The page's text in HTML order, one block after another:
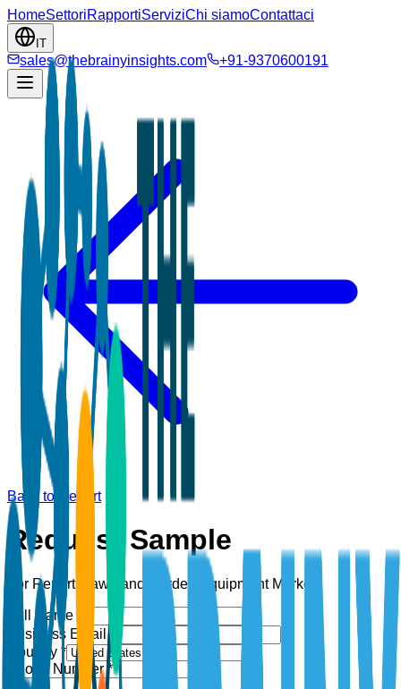
HomeSettoriRapportiServiziChi siamoContattaci
IT
sales@thebrainyinsights.com +91-9370600191
Back to Report
Request Sample
For Report: Lawn and Garden Equipment Market
Full Name *
Business Email *
Country *
Phone Number *